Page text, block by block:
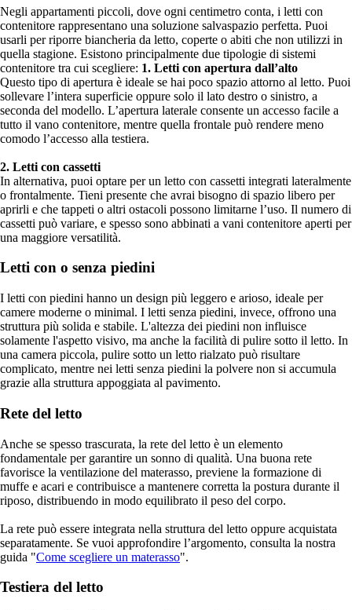
Negli appartamenti piccoli, dove ogni centimetro conta, i letti con
contenitore rappresentano una soluzione salvaspazio perfetta. Puoi
usarli per riporre biancheria da letto, coperte o abiti che non utilizzi in
quella stagione. Esistono principalmente due tipologie di sistemi
contenitore tra cui scegliere: 1. Letti con apertura dall’alto
Questo tipo di apertura è ideale se hai poco spazio attorno al letto. Puoi
sollevare l’intera superficie oppure solo il lato destro o sinistro, a
seconda del modello. L’apertura laterale consente un accesso facile a
tutto il vano contenitore, mentre quella frontale può rendere meno
comodo l’accesso alla testiera.
2. Letti con cassetti
In alternativa, puoi optare per un letto con cassetti integrati lateralmente
o frontalmente. Tieni presente che avrai bisogno di spazio libero per
aprirli e che tappeti o altri ostacoli possono limitarne l’uso. Il numero di
cassetti può variare, e spesso sono abbinati a vani contenitore aperti per
una maggiore versatilità.
Letti con o senza piedini
I letti con piedini hanno un design più leggero e arioso, ideale per
camere moderne o minimal. I letti senza piedini, invece, offrono una
struttura più solida e stabile. L'altezza dei piedini non influisce
solamente l'aspetto visivo, ma anche la facilità di pulire sotto il letto. In
una camera piccola, pulire sotto un letto rialzato può risultare
complicato, mentre nei letti senza piedini la polvere non si accumula
grazie alla struttura appoggiata al pavimento.
Rete del letto
Anche se spesso trascurata, la rete del letto è un elemento
fondamentale per garantire un sonno di qualità. Una buona rete
favorisce la ventilazione del materasso, previene la formazione di
muffe e acari e contribuisce a mantenere corretta la postura durante il
riposo, distribuendo in modo equilibrato il peso del corpo.
La rete può essere integrata nella struttura del letto oppure acquistata
separatamente. Se vuoi approfondire l’argomento, consulta la nostra
guida "Come scegliere un materasso".
Testiera del letto